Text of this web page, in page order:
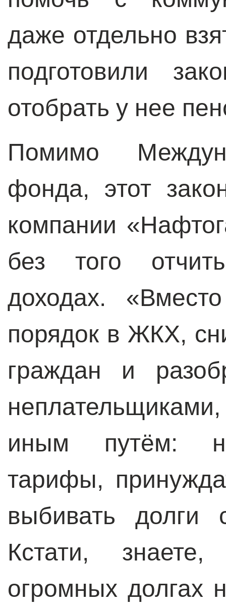
даже отдельно
подготовили
отобрать у нее
Помимо
фонда, этот
компании
без того
доходах.
порядок в ЖКХ,
граждан и
иным путём:
тарифы,
выбивать долги
Кстати,
огромных долгах